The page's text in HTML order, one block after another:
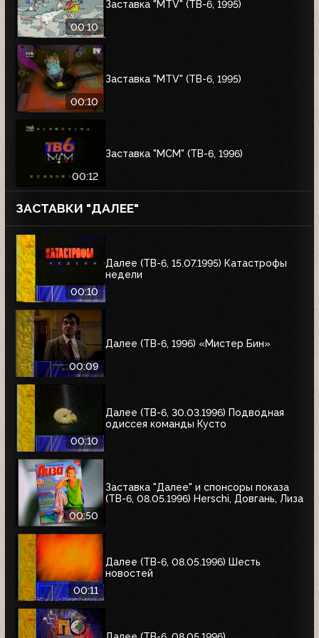
00:10
Заставка "MTV" (ТВ-6, 1995)
00:10
Заставка "MTV" (ТВ-6, 1995)
00:12
Заставка "MCM" (ТВ-6, 1996)
ЗАСТАВКИ "ДАЛЕЕ"
00:10
Далее (ТВ-6, 15.07.1995) Катастрофы
недели
00:09
Далее (ТВ-6, 1996) «Мистер Бин»
00:10
Далее (ТВ-6, 30.03.1996) Подводная
одиссея команды Кусто
00:50
Заставка "Далее" и спонсоры показа
(ТВ-6, 08.05.1996) Herschi, Довгань, Лиза
00:11
Далее (ТВ-6, 08.05.1996) Шесть
новостей